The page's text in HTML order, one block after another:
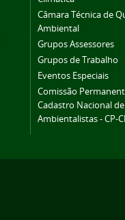
Câmara Técnica de
Ambiental
Grupos Assessores
Grupos de Trabalho
Eventos Especiais
Comissão
Cadastro Nacional
Ambientalistas - CP-